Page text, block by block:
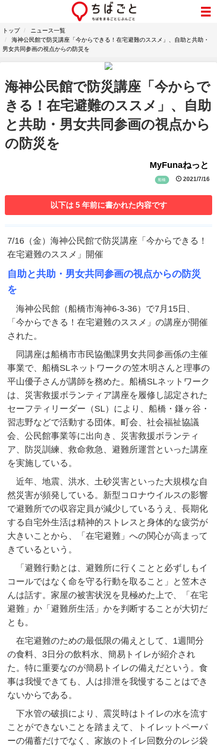
トップ
ニュース一覧
海神公民館で防災講座「今からできる！在宅避難のススメ」、自助と共助・
男女共同参画の視点からの防災を
海神公民館で防災講座「今からで
きる！在宅避難のススメ」、自助
と共助・男女共同参画の視点から
の防災を
MyFunaねっと
船橋 2021/7/16
以下は 5 年前に書かれた内容です
7/16（金）海神公民館で防災講座「今からできる！
在宅避難のススメ」開催
自助と共助・男女共同参画の視点からの防災
を
海神公民館（船橋市海神6-3-36）で7月15日、
「今からできる！在宅避難のススメ」の講座が開催
された。
同講座は船橋市市民協働課男女共同参画係の主催
事業で、船橋SLネットワークの笠木明さんと理事の
平山優子さんが講師を務めた。船橋SLネットワーク
は、災害救援ボランティア講座を履修し認定された
セーフティリーダー（SL）により、船橋・鎌ヶ谷・
習志野などで活動する団体。町会、社会福祉協議
会、公民館事業等に出向き、災害救援ボランティ
ア、防災訓練、救命救急、避難所運営といった講座
を実施している。
近年、地震、洪水、土砂災害といった大規模な自
然災害が頻発している。新型コロナウイルスの影響
で避難所での収容定員が減少しているうえ、長期化
する自宅外生活は精神的ストレスと身体的な疲労が
大きいことから、「在宅避難」への関心が高まって
きているという。
「避難行動とは、避難所に行くことと必ずしもイ
コールではなく命を守る行動を取ること」と笠木さ
んは話す。家屋の被害状況を見極めた上で、「在宅
避難」か「避難所生活」かを判断することが大切だ
とも。
在宅避難のための最低限の備えとして、1週間分
の食料、3日分の飲料水、簡易トイレが紹介され
た。特に重要なのが簡易トイレの備えだという。食
事は我慢できても、人は排泄を我慢することはでき
ないからである。
下水管の破損により、震災時はトイレの水を流す
ことができないことを踏まえて、トイレットペーパ
ーの備蓄だけでなく、家族のトイレ回数分のレジ袋